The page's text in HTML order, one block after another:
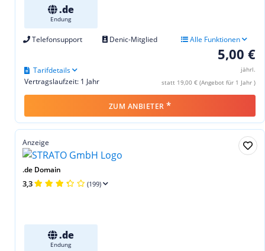
.de
Endung
Telefonsupport Denic-Mitglied Alle Funktionen
5,00 €
jährl.
statt 19,00 € (Angebot für 1 Jahr )
Vertragslaufzeit: 1 Jahr
Tarifdetails
ZUM ANBIETER *
Anzeige
.de Domain
3,3 (199)
.de
Endung